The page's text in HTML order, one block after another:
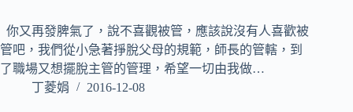
你又再發脾氣了，說不喜觀被管，應該說沒有人喜歡被
管吧，我們從小急著掙脫父母的規範，師長的管轄，到
了職場又想擺脫主管的管理，希望一切由我做…
丁菱娟
2016-12-08